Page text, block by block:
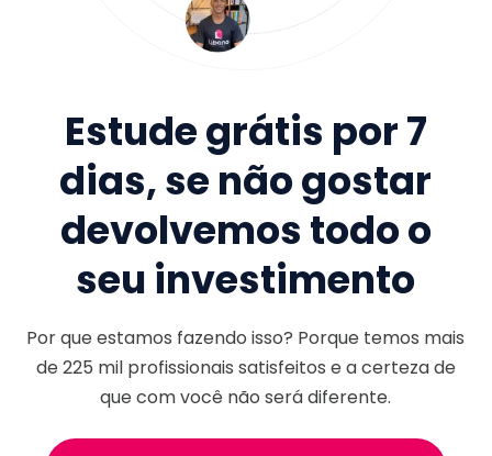
Estude grátis por 7
dias, se não gostar
devolvemos todo o
seu investimento
Por que estamos fazendo isso? Porque temos mais
de225 milprofissionais satisfeitos e a certeza de
que com você não será diferente.